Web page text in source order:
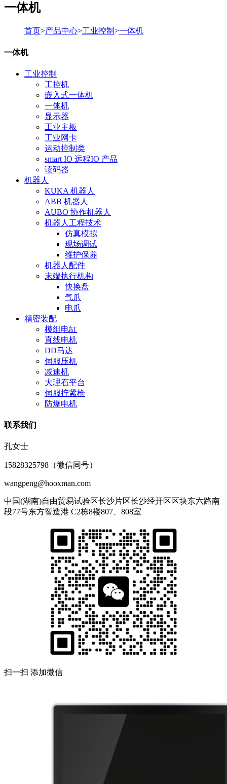
一体机
首页>产品中心>工业控制 >一体机
一体机
工业控制
工控机
嵌入式一体机
一体机
显示器
工业主板
工业网卡
运动控制类
smart IO 远程IO 产品
读码器
机器人
KUKA 机器人
ABB 机器人
AUBO 协作机器人
机器人工程技术
仿真模拟
现场调试
维护保养
机器人配件
末端执行机构
快换盘
气爪
电爪
精密装配
模组电缸
直线电机
DD马达
伺服压机
减速机
大理石平台
伺服拧紧枪
防爆电机
联系我们
孔女士
15828325798（微信同号）
wangpeng@hooxman.com
中国(湖南)自由贸易试验区长沙片区长沙经开区区块东六路南
段77号东方智造港 C2栋8楼807、808室
扫一扫 添加微信